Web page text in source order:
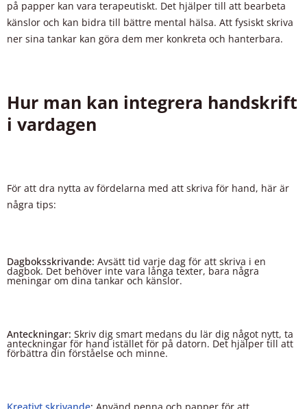
på papper kan vara terapeutiskt. Det hjälper till att bearbeta
känslor och kan bidra till bättre mental hälsa. Att fysiskt skriva
ner sina tankar kan göra dem mer konkreta och hanterbara.
Hur man kan integrera handskrift
i vardagen
För att dra nytta av fördelarna med att skriva för hand, här är
några tips:
Dagboksskrivande: Avsätt tid varje dag för att skriva i en
dagbok. Det behöver inte vara långa texter, bara några
meningar om dina tankar och känslor.
Anteckningar: Skriv dig smart medans du lär dig något nytt, ta
anteckningar för hand istället för på datorn. Det hjälper till att
förbättra din förståelse och minne.